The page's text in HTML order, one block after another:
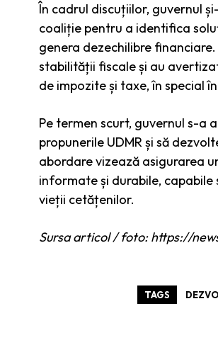
În cadrul discuțiilor, guvernul
coaliție pentru a identifica
genera dezechilibre
stabilității fiscale și au
de impozite și taxe, în special
Pe termen scurt, guvernul s-a
propunerile UDMR și să
abordare vizează asigurarea
informate și durabile,
vieții cetățenilor.
Sursa articol / foto: https://
TAGS